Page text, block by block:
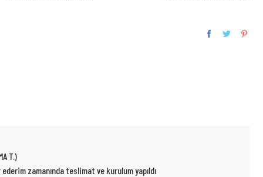
T.)
zamanında teslimat ve kurulum yapıldı